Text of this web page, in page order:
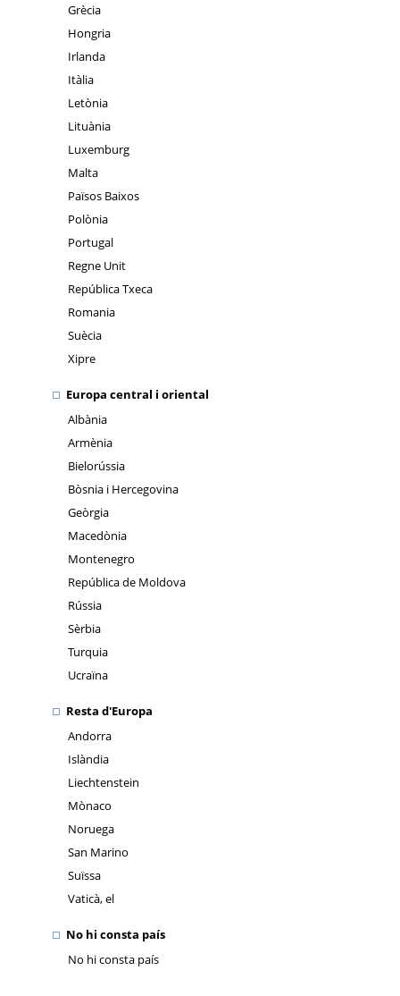
Grècia
Hongria
Irlanda
Itàlia
Letònia
Lituània
Luxemburg
Malta
Països Baixos
Polònia
Portugal
Regne Unit
República Txeca
Romania
Suècia
Xipre
Europa central i oriental
Albània
Armènia
Bielorússia
Bòsnia i Hercegovina
Geòrgia
Macedònia
Montenegro
República de Moldova
Rússia
Sèrbia
Turquia
Ucraïna
Resta d'Europa
Andorra
Islàndia
Liechtenstein
Mònaco
Noruega
San Marino
Suïssa
Vaticà, el
No hi consta país
No hi consta país